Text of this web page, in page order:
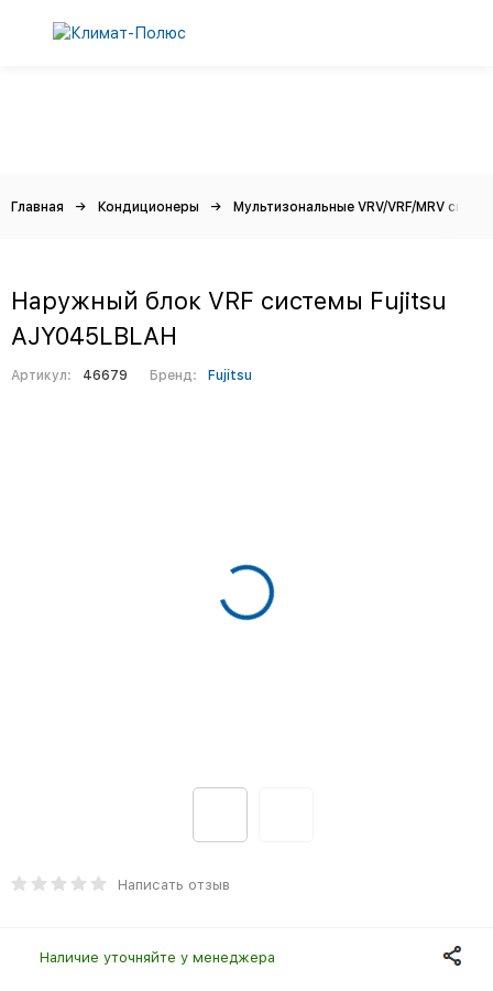
Главная Кондиционеры Мультизональные VRV/VRF/MRV
Наружный блок VRF системы Fujitsu
AJY045LBLAH
Артикул: 46679 Бренд: Fujitsu
Написать отзыв
Наличие уточняйте у менеджера